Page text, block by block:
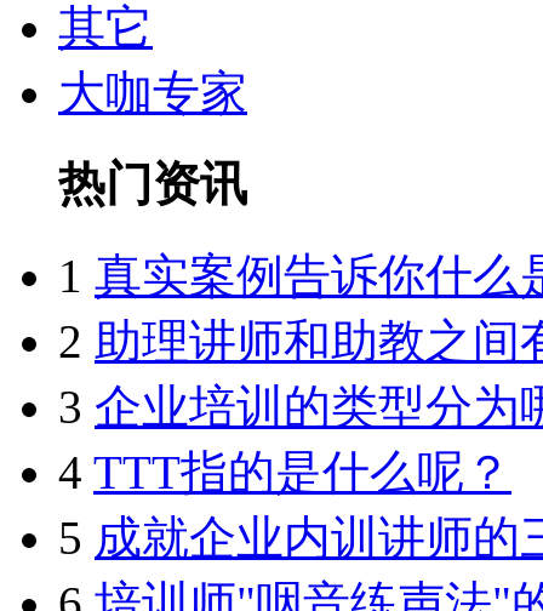
其它
大咖专家
热门资讯
1 真实案例告诉你什么
2 助理讲师和助教之间
3 企业培训的类型分为
4 TTT指的是什么呢？
5 成就企业内训讲师的